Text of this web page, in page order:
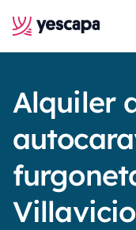
Alquiler